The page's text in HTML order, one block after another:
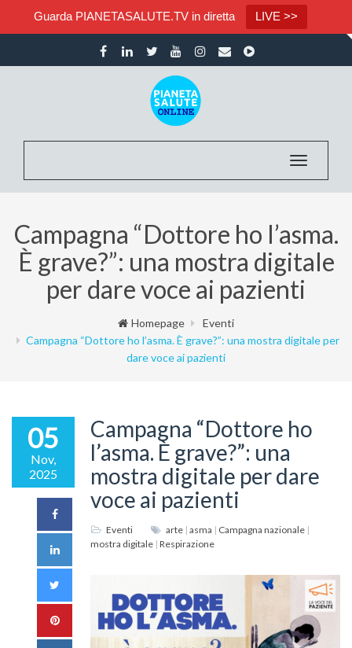
Guarda PIANETASALUTE.TV in diretta LIVE >>
Toggle
Campagna “Dottore ho l’asma.
È grave?”: una mostra digitale
per dare voce ai pazienti
Homepage
Eventi
Campagna “Dottore ho l’asma. È grave?”: una mostra digitale per
dare voce ai pazienti
05
Nov,
2025
Campagna “Dottore ho
l’asma. È grave?”: una
mostra digitale per dare
voce ai pazienti
Eventi arte | asma | Campagna nazionale |
mostra digitale | Respirazione